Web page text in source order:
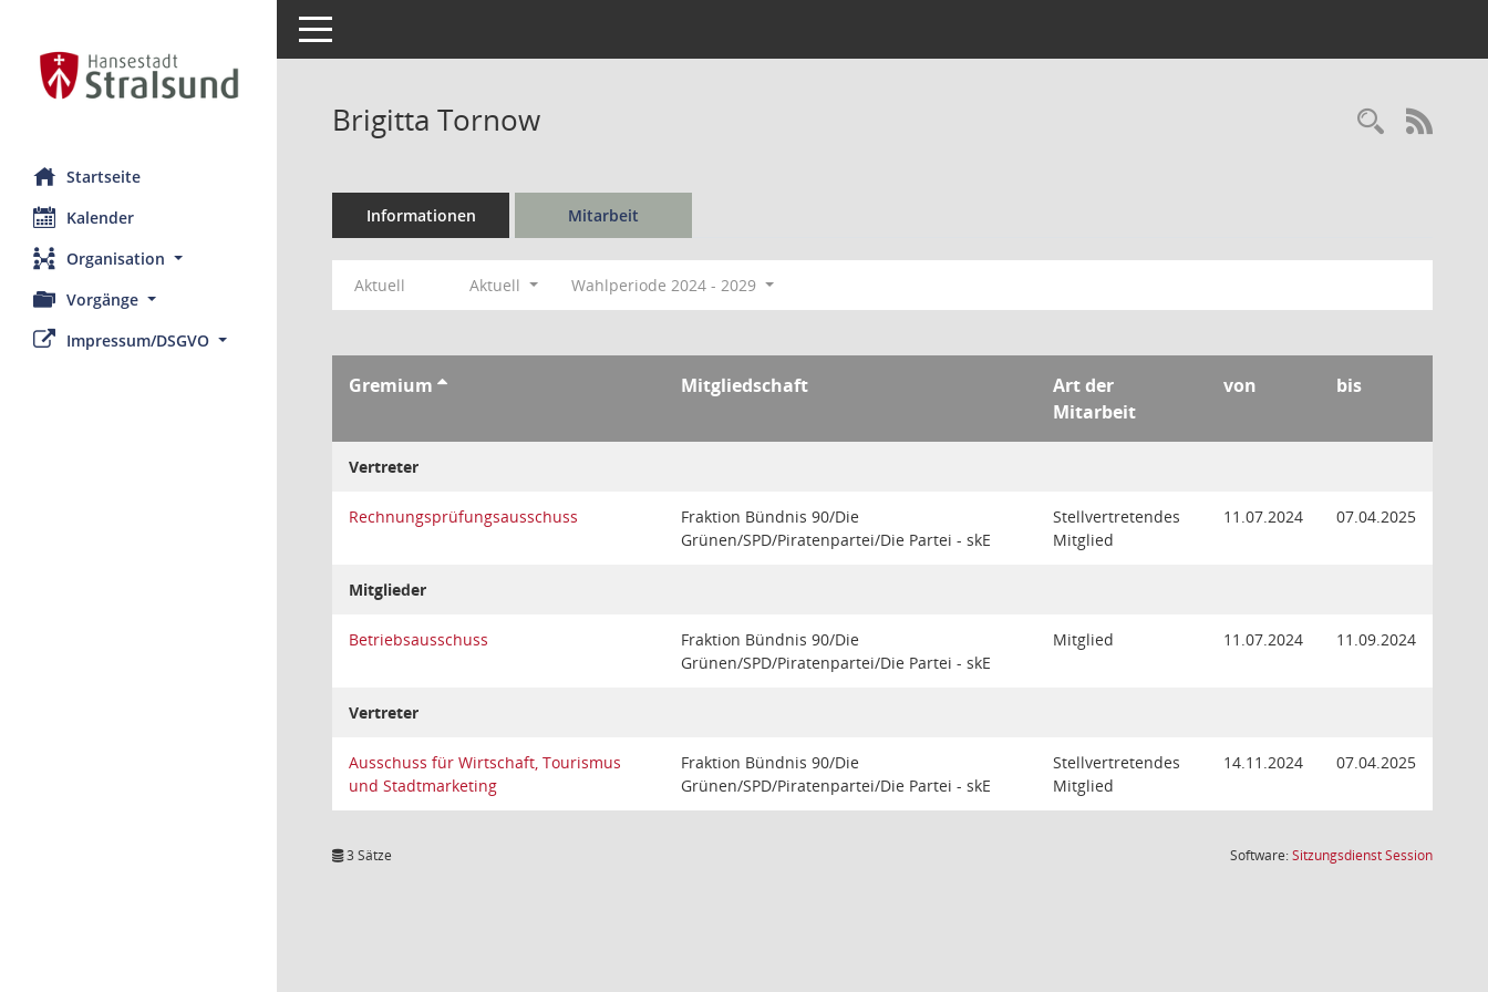
Startseite
Kalender
Organisation
Vorgänge
Impressum/DSGVO
Toggle navigation
Brigitta Tornow
Informationen Mitarbeit
Aktuell Aktuell Wahlperiode 2024 - 2029
Gremium Mitgliedschaft
Art der
Mitarbeit
von bis
Vertreter
Rechnungsprüfungsausschuss
Fraktion Bündnis 90/Die
Grünen/SPD/Piratenpartei/Die Partei - skE
Stellvertretendes
Mitglied
11.07.2024 07.04.2025
Mitglieder
Betriebsausschuss
Fraktion Bündnis 90/Die
Grünen/SPD/Piratenpartei/Die Partei - skE
Mitglied 11.07.2024 11.09.2024
Vertreter
Ausschuss für Wirtschaft, Tourismus
und Stadtmarketing
Fraktion Bündnis 90/Die
Grünen/SPD/Piratenpartei/Die Partei - skE
Stellvertretendes
Mitglied
14.11.2024 07.04.2025
3 Sätze Software:SitzungsdienstSession(Wird in